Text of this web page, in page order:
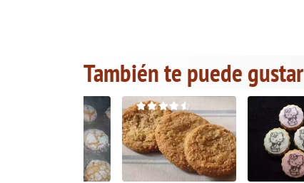
También te puede gustar